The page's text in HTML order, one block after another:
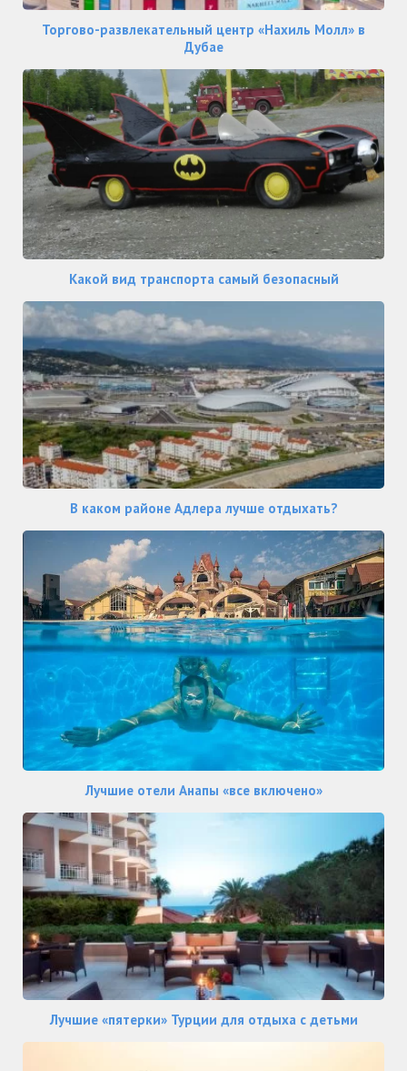
Торгово-развлекательный центр «Нахиль Молл» в
Дубае
Какой вид транспорта самый безопасный
В каком районе Адлера лучше отдыхать?
Лучшие отели Анапы «все включено»
Лучшие «пятерки» Турции для отдыха с детьми